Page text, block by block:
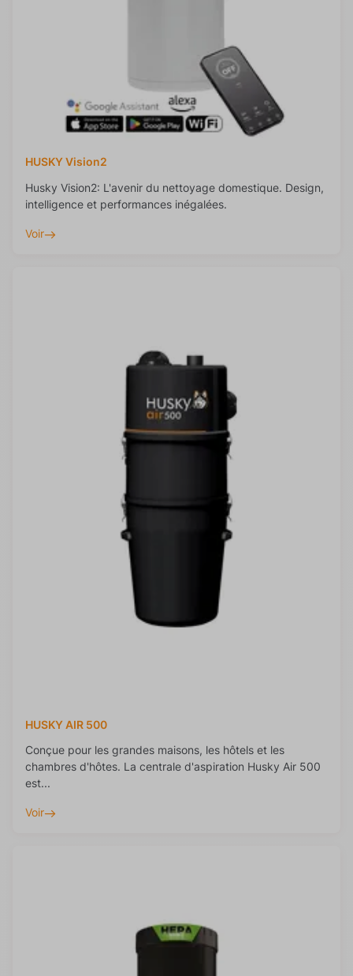
HUSKY Vision2
Husky Vision2: L'avenir du nettoyage domestique. Design,
intelligence et performances inégalées.
Voir
HUSKY AIR 500
Conçue pour les grandes maisons, les hôtels et les
chambres d'hôtes. La centrale d'aspiration Husky Air 500
est...
Voir